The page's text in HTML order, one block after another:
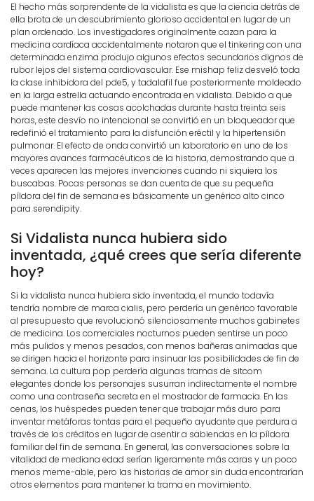
El hecho más sorprendente de la vidalista es que la ciencia detrás de
ella brota de un descubrimiento glorioso accidental en lugar de un
plan ordenado. Los investigadores originalmente cazan para la
medicina cardíaca accidentalmente notaron que el tinkering con una
determinada enzima produjo algunos efectos secundarios dignos de
rubor lejos del sistema cardiovascular. Ese mishap feliz desveló toda
la clase inhibidora del pde5, y tadalafil fue posteriormente moldeado
en la larga estrella actuando encontrada en vidalista. Debido a que
puede mantener las cosas acolchadas durante hasta treinta seis
horas, este desvío no intencional se convirtió en un bloqueador que
redefinió el tratamiento para la disfunción eréctil y la hipertensión
pulmonar. El efecto de onda convirtió un laboratorio en uno de los
mayores avances farmacéuticos de la historia, demostrando que a
veces aparecen las mejores invenciones cuando ni siquiera los
buscabas. Pocas personas se dan cuenta de que su pequeña
píldora del fin de semana es básicamente un genérico alto cinco
para serendipity.
Si Vidalista nunca hubiera sido
inventada, ¿qué crees que sería diferente
hoy?
Si la vidalista nunca hubiera sido inventada, el mundo todavía
tendría nombre de marca cialis, pero perdería un genérico favorable
al presupuesto que revolucionó silenciosamente muchos gabinetes
de medicina. Los comerciales nocturnos pueden sentirse un poco
más pulidos y menos pesados, con menos bañeras animadas que
se dirigen hacia el horizonte para insinuar las posibilidades de fin de
semana. La cultura pop perdería algunas tramas de sitcom
elegantes donde los personajes susurran indirectamente el nombre
como una contraseña secreta en el mostrador de farmacia. En las
cenas, los huéspedes pueden tener que trabajar más duro para
inventar metáforas tontas para el pequeño ayudante que perdura a
través de los créditos en lugar de asentir a sabiendas en la píldora
familiar del fin de semana. En general, las conversaciones sobre la
vitalidad de mediana edad serían ligeramente más caras y un poco
menos meme-able, pero las historias de amor sin duda encontrarían
otros elementos para mantener la trama en movimiento.